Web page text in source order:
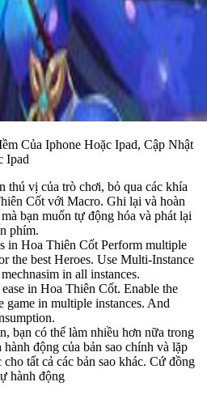
Của Iphone Hoặc Ipad, Cập Nhật
Ipad
thú vị của trò chơi, bỏ qua các khía
Cốt với Macro. Ghi lại và hoàn
bạn muốn tự động hóa và phát lại
phím.
in Hoa Thiên Cốt Perform multiple
the best Heroes. Use Multi-Instance
in all instances.
in Hoa Thiên Cốt. Enable the
in multiple instances. And
bạn có thể làm nhiều hơn nữa trong
động của bản sao chính và lặp
tất cả các bản sao khác. Cứ đồng
hành động